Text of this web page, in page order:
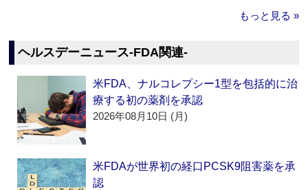
もっと見る »
ヘルスデーニュース‐FDA関連‐
米FDA、ナルコレプシー1型を包括的に治
療する初の薬剤を承認
2026年08月10日 (月)
米FDAが世界初の経口PCSK9阻害薬を承
認